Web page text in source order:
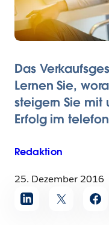
Das
Lernen Sie,
steigern Sie mit
Erfolg im
Redaktion
25. Dezember 2016
Artikel
teilen